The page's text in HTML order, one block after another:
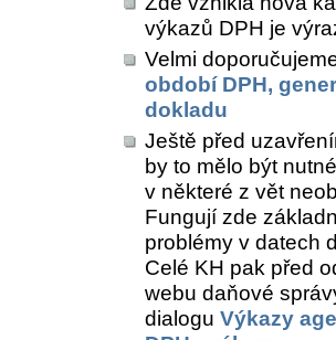
výkazů DPH je
Velmi
období DPH,
dokladu
Ještě před
by to mělo být
v některé z vět
Fungují zde
problémy v datech
Celé KH pak před
webu daňové
dialogu Výkazy